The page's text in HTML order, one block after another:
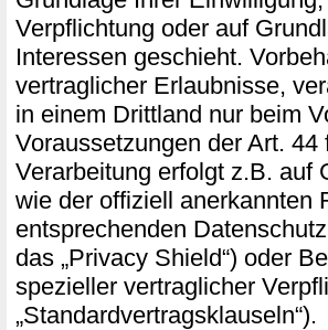
Verpflichtung oder auf
Interessen geschieht.
vertraglicher Erlaubnisse,
in einem Drittland nur beim
Voraussetzungen der Art.
Verarbeitung erfolgt z.B. auf
wie der offiziell anerkannten
entsprechenden
das „Privacy Shield“) oder
spezieller vertraglicher
„Standardvertragsklauseln“).